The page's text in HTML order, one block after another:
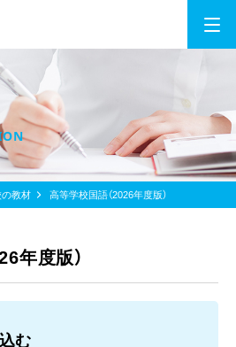
教材 高等学校国語（2026年度版）
年度版）
む